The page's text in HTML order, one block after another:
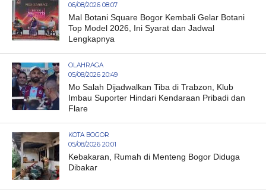
06/08/2026 08:07
Mal Botani Square Bogor Kembali Gelar Botani
Top Model 2026, Ini Syarat dan Jadwal
Lengkapnya
OLAHRAGA
05/08/2026 20:49
Mo Salah Dijadwalkan Tiba di Trabzon, Klub
Imbau Suporter Hindari Kendaraan Pribadi dan
Flare
KOTA BOGOR
05/08/2026 20:01
Kebakaran, Rumah di Menteng Bogor Diduga
Dibakar